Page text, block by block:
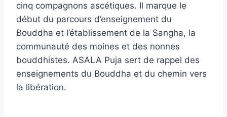
cinq compagnons ascétiques. Il marque le
début du parcours d’enseignement du
Bouddha et l’établissement de la Sangha, la
communauté des moines et des nonnes
bouddhistes. ASALA Puja sert de rappel des
enseignements du Bouddha et du chemin vers
la libération.